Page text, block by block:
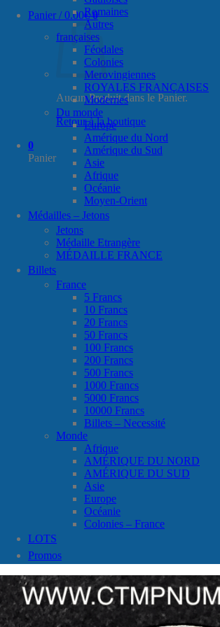
Panier /0.00€ 0
Aucun Produit dans le Panier.
Retour à la boutique
0
Panier
Romaines
Autres
françaises
Féodales
Colonies
Merovingiennes
ROYALES FRANÇAISES
Modernes
Du monde
Europe
Amérique du Nord
Amérique du Sud
Asie
Afrique
Océanie
Moyen-Orient
Médailles – Jetons
Jetons
Médaille Etrangère
MÉDAILLE FRANCE
Billets
France
5 Francs
10 Francs
20 Francs
50 Francs
100 Francs
200 Francs
500 Francs
1000 Francs
5000 Francs
10000 Francs
Billets – Necessité
Monde
Afrique
AMÉRIQUE DU NORD
AMÉRIQUE DU SUD
Asie
Europe
Océanie
Colonies – France
LOTS
Promos